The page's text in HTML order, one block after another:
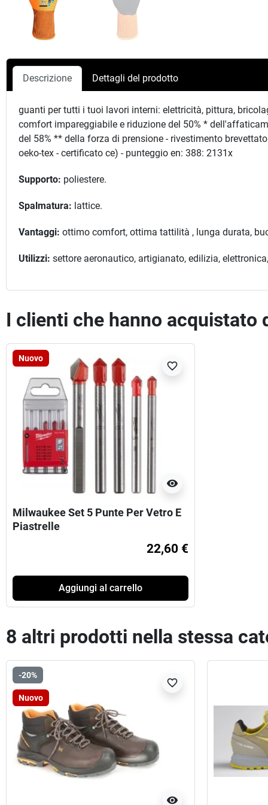
Descrizione Dettagli del prodotto
guanti per tutti i tuoi lavori interni: elettricità, pittura,
comfort impareggiabile e riduzione del 50% *
del 58% ** della forza di prensione - rivestimento
oeko-tex - certificato ce) - punteggio en: 388: 2131x
Supporto: poliestere.
Spalmatura: lattice.
Vantaggi: ottimo comfort, ottima tattilità , lunga durata,
Utilizzi: settore aeronautico, artigianato, edilizia,
I clienti che hanno acquistato
Nuovo
visibility
favorite_border
Milwaukee Set 5 Punte Per Vetro E
Piastrelle
22,60 €
Aggiungi al carrello
8 altri prodotti nella stessa
-20%
Nuovo
visibility
favorite_border